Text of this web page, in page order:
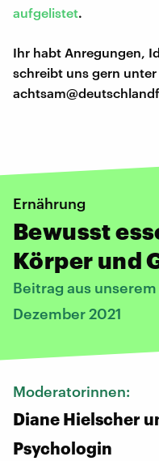
aufgelistet.
Ihr habt Anregungen,
schreibt uns gern unter
Ernährung
Bewusst
Körper und
Beitrag aus
Dezember 2021
Moderatorinnen:
Diane Hielscher
Psychologin